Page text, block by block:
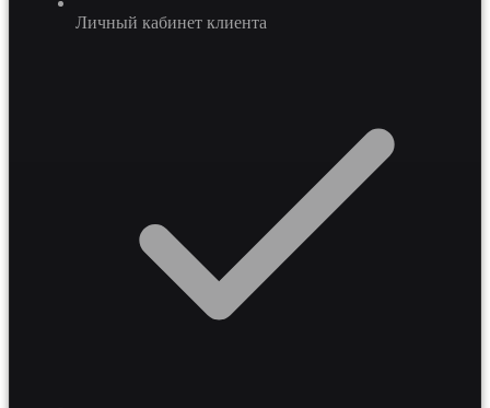
Личный кабинет клиента